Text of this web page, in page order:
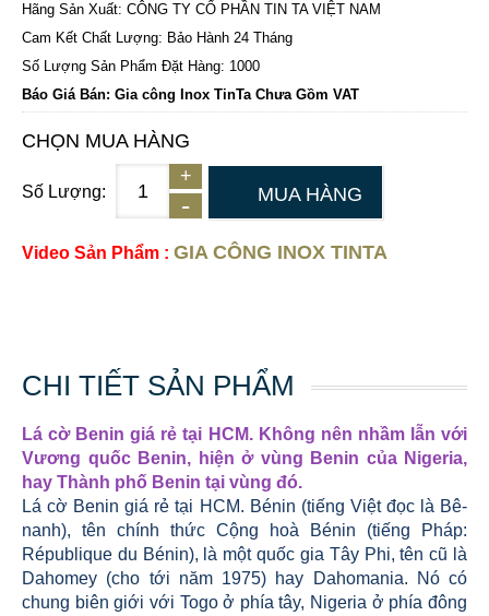
Hãng Sản Xuất: CÔNG TY CỔ PHẦN TIN TA VIỆT NAM
Cam Kết Chất Lượng: Bảo Hành 24 Tháng
Số Lượng Sản Phẩm Đặt Hàng: 1000
Báo Giá Bán: Gia công Inox TinTa Chưa Gồm VAT
CHỌN MUA HÀNG
Số Lượng: MUA HÀNG
Video Sản Phẩm : GIA CÔNG INOX TINTA
CHI TIẾT SẢN PHẨM
Lá cờ Benin giá rẻ tại HCM. Không nên nhầm lẫn với
Vương quốc Benin, hiện ở vùng Benin của Nigeria,
hay Thành phố Benin tại vùng đó.
Lá cờ Benin giá rẻ tại HCM. Bénin (tiếng Việt đọc là Bê-
nanh), tên chính thức Cộng hoà Bénin (tiếng Pháp:
République du Bénin), là một quốc gia Tây Phi, tên cũ là
Dahomey (cho tới năm 1975) hay Dahomania. Nó có
chung biên giới với Togo ở phía tây, Nigeria ở phía đông